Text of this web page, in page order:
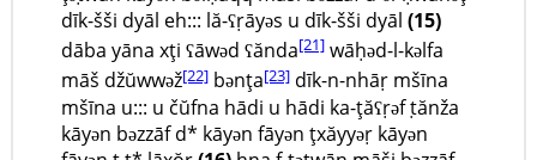
dīk-šši dyāl eh::: lă-ʕṛāyəs u dīk-šši dyāl (15)
dāba yāna xţi ʕāwəd ʕănda[21] wāḥəd-l-kǝlfa
māš džŭwwəž[22] bənţa[23] dīk-n-nhāṛ mšīna
mšīna u::: u čŭfna hādi u hādi ka-ţăʕṛəf ṭănža
kāyən bəzzāf d* kāyən fāyən ţxăyyəṛ kāyən